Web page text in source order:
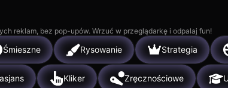
reklam, bez pop-upów. Wrzuć w przeglądarkę i odpalaj fun!
Śmieszne Rysowanie Strategia
Kliker Zręcznościowe